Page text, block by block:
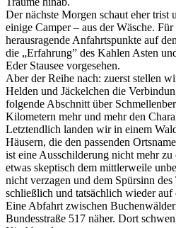
Der nächste Morgen schaut eher trist
einige Camper – aus der Wäsche.
herausragende Anfahrtspunkte auf
die „Erfahrung” des Kahlen Asten
Eder Stausee vorgesehen.
Aber der Reihe nach: zuerst stellen
Helden und Jäckelchen die
folgende Abschnitt über
Kilometern mehr und mehr den
Letztendlich landen wir in einem
Häusern, die den passenden
ist eine Ausschilderung nicht mehr
etwas skeptisch dem mittlerweile
nicht verzagen und dem Spürsinn
schließlich und tatsächlich wieder auf
Eine Abfahrt zwischen
Bundesstraße 517 näher. Dort